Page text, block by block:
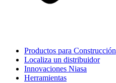
Productos para Construcción
Localiza un distribuidor
Innovaciones Niasa
Herramientas